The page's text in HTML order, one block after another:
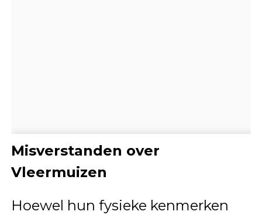
Misverstanden over
Vleermuizen
Hoewel hun fysieke kenmerken